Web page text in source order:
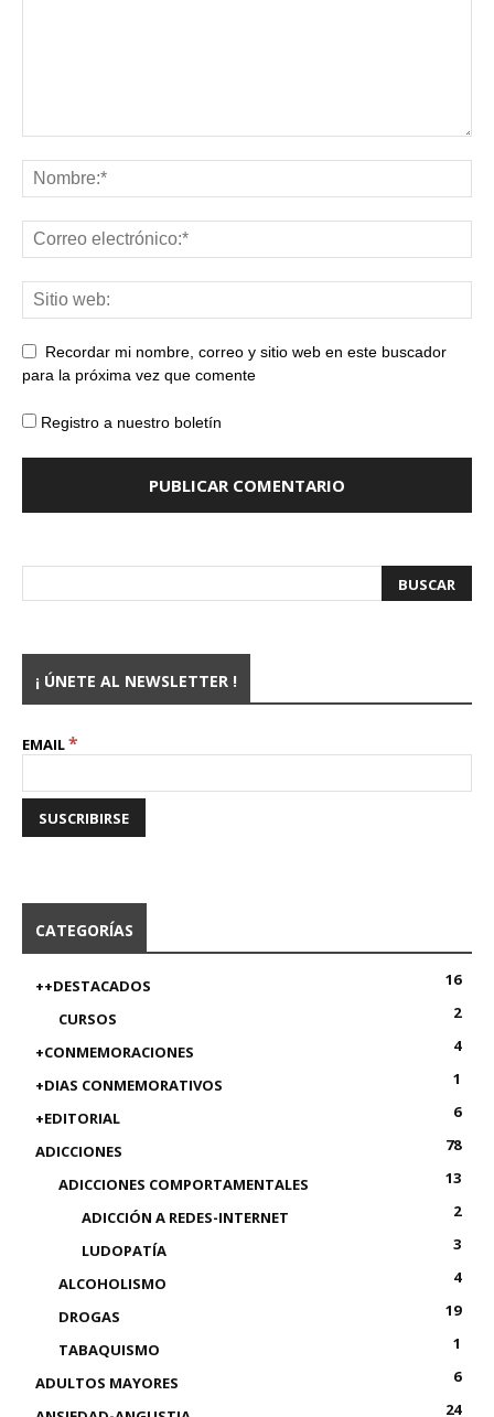
Recordar mi nombre, correo y sitio web en este buscador
para la próxima vez que comente
Registro a nuestro boletín
¡ ÚNETE AL NEWSLETTER !
EMAIL*
CATEGORÍAS
++DESTACADOS
16
CURSOS
2
+CONMEMORACIONES
4
+DIAS CONMEMORATIVOS
1
+EDITORIAL
6
ADICCIONES
78
ADICCIONES COMPORTAMENTALES
13
ADICCIÓN A REDES-INTERNET
2
LUDOPATÍA
3
ALCOHOLISMO
4
DROGAS
19
TABAQUISMO
1
ADULTOS MAYORES
6
24